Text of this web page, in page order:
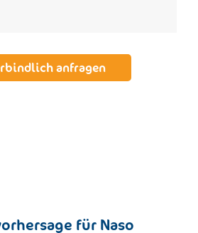
Belice
anfragen
für Naso